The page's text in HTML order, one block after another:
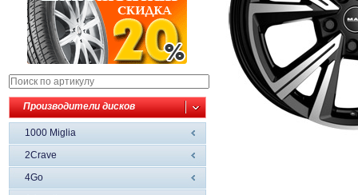
Производители дисков
1000 Miglia
2Crave
4Go